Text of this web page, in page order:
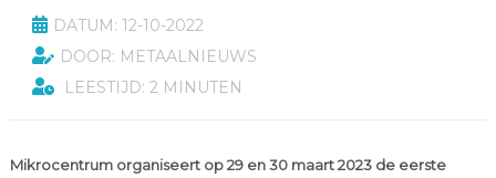
DATUM: 12-10-2022
DOOR: METAALNIEUWS
LEESTIJD: 2 MINUTEN
Mikrocentrum organiseert op 29 en 30 maart 2023 de eerste